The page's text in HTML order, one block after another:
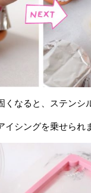
くなると、ステンシ
イシングを乗せられ